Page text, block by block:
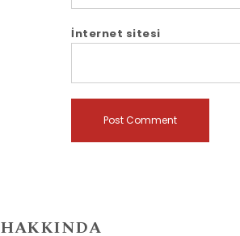
İnternet sitesi
HAKKINDA